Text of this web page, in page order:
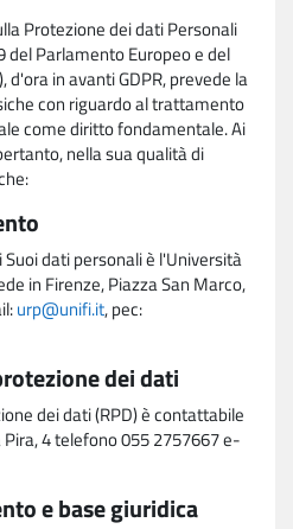
Protezione dei dati Personali
Parlamento Europeo e del
d'ora in avanti GDPR, prevede la
con riguardo al trattamento
come diritto fondamentale. Ai
nella sua qualità di
dati personali è l'Università
in Firenze, Piazza San Marco,
urp@unifi.it, pec:
dei dati
dei dati (RPD) è contattabile
4 telefono 055 2757667 e-
e base giuridica